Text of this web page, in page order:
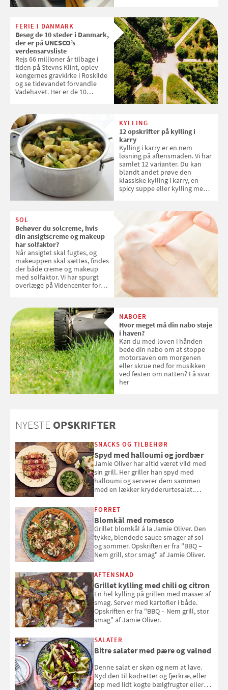
enkle råd til at spare penge på
tøjvasken
FERIE I DANMARK
Besøg de 10 steder i Danmark,
der er på UNESCO’s
verdensarvsliste
Rejs 66 millioner år tilbage i
tiden på Stevns Klint, oplev
kongernes gravkirke i Roskilde
og se tidevandet forvandle
Vadehavet. Her er de 10
KYLLING
12 opskrifter på kylling i
karry
Kylling i karry er en nem
løsning på aftensmaden. Vi har
samlet 12 varianter. Du kan
blandt andet prøve den
klassiske kylling i karry, en
spicy suppe eller kylling med
SOL
Behøver du solcreme, hvis
din ansigtscreme og makeup
har solfaktor?
Når ansigtet skal fugtes, og
makeuppen skal sættes, findes
der både creme og makeup
med solfaktor. Vi har spurgt
overlæge på Videncenter for
med SPF kan erstatte
solcreme, når man bevæger
sig ud i solen
NABOER
Hvor meget må din nabo støje
i haven?
Kan du med loven i hånden
bede din nabo om at stoppe
motorsaven om morgenen
eller skrue ned for musikken
ved festen om natten? Få svar
her
NYESTE OPSKRIFTER
SNACKS OG TILBEHØR
Spyd med halloumi og jordbær
Jamie Oliver har altid været vild med
sin grill. Her griller han spyd med
halloumi og serverer dem sammen
med en lækker krydderurtesalat.
smag" af Jamie Oliver.
FORRET
Blomkål med romesco
Grillet blomkål á la Jamie Oliver. Den
tykke, blendede sauce smager af sol
og sommer. Opskriften er fra "BBQ –
Nem grill, stor smag" af Jamie Oliver.
AFTENSMAD
Grillet kylling med chili og citron
En hel kylling på grillen med masser af
smag. Server med kartofler i både.
Opskriften er fra "BBQ – Nem grill, stor
smag" af Jamie Oliver.
SALATER
Bitre salater med pære og valnød
Denne salat er skøn og nem at lave.
Nyd den til kødretter og fjerkræ, eller
top med lidt kogte bælgfrugter eller